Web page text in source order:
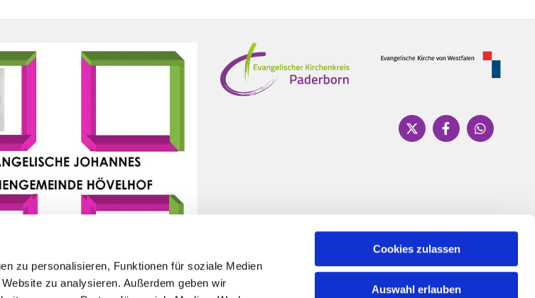
zu personalisieren, Funktionen für soziale Medien
zu analysieren. Außerdem geben wir
Cookies zulassen
Auswahl erlauben